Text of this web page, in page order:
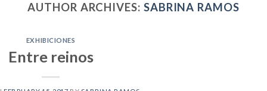
AUTHOR ARCHIVES: SABRINA RAMOS
EXHIBICIONES
Entre reinos